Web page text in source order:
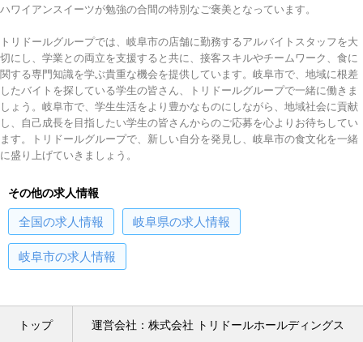
ハワイアンスイーツが勉強の合間の特別なご褒美となっています。
トリドールグループでは、岐阜市の店舗に勤務するアルバイトスタッフを大
切にし、学業との両立を支援すると共に、接客スキルやチームワーク、食に
関する専門知識を学ぶ貴重な機会を提供しています。岐阜市で、地域に根差
したバイトを探している学生の皆さん、トリドールグループで一緒に働きま
しょう。岐阜市で、学生生活をより豊かなものにしながら、地域社会に貢献
し、自己成長を目指したい学生の皆さんからのご応募を心よりお待ちしてい
ます。トリドールグループで、新しい自分を発見し、岐阜市の食文化を一緒
に盛り上げていきましょう。
その他の求人情報
全国の求人情報 岐阜県の求人情報
岐阜市の求人情報
トップ 運営会社：株式会社 トリドールホールディングス